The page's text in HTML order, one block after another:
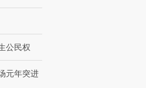
公民权
元年突进